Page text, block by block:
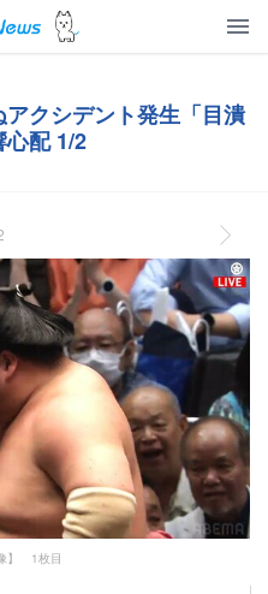
アクシデント発生「目潰
心配 1/2
】 1枚目